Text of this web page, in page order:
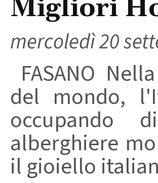
Migliori
mercoledì 20
FASANO
del mondo,
occupando
alberghiere
il gioiello